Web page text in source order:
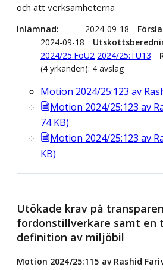
och att verksamheterna
Inlämnad 2024-09-18
2024-09-18
2024/25:FöU2 2024/25:TU13
(4 yrkanden): 4 avslag
Motion 2024/25:123 av
Motion 2024/25:123 av
74 KB)
Motion 2024/25:123 av
KB)
Utökade krav på
fordonstillverkare samt en
definition av miljöbil
Motion 2024/25:115 av Rashid